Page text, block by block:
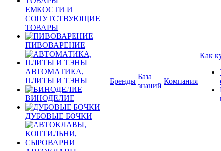
ЕМКОСТИ И
СОПУТСТВУЮЩИЕ
ТОВАРЫ
ПИВОВАРЕНИЕ
АВТОМАТИКА,
ПЛИТЫ И ТЭНЫ
ВИНОДЕЛИЕ
ДУБОВЫЕ БОЧКИ
Бренды
База
знаний
Компания
Как